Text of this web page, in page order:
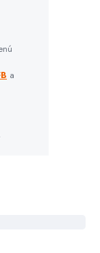
a